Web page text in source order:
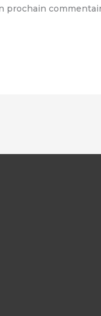
prochain